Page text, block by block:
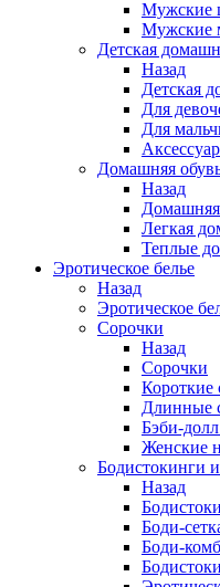
Мужские
Мужские
Детская
Назад
Детская
Для
Для
Домашняя
Назад
Домашняя
Легкая
Теплые
Эротическое белье
Назад
Эротическое
Сорочки
Назад
Сорочки
Короткие
Длинные
Бэби-
Женские
Бодистокинги
Назад
Боди-
Боди-